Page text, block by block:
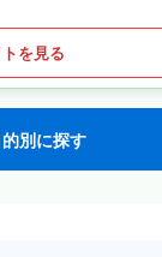
を見る
別に探す